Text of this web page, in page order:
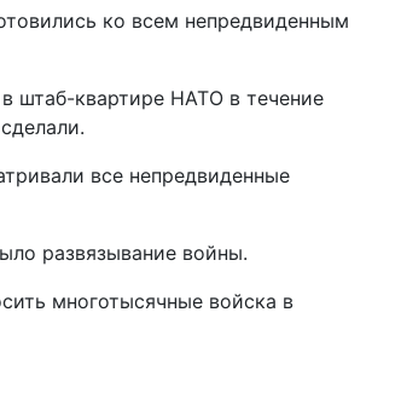
ко всем непредвиденным
штаб-квартире НАТО в течение
все непредвиденные
развязывание войны.
многотысячные войска в